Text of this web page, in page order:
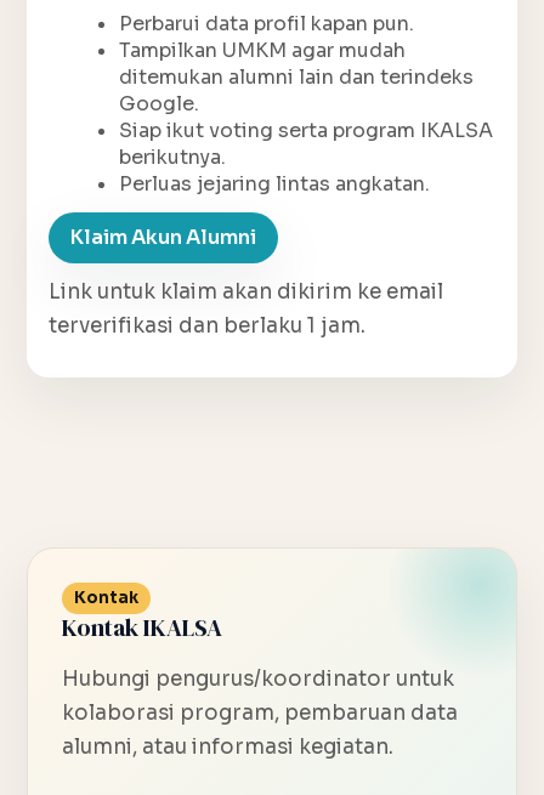
Perbarui data profil kapan pun.
Tampilkan UMKM agar mudah
ditemukan alumni lain dan terindeks
Google.
Siap ikut voting serta program IKALSA
berikutnya.
Perluas jejaring lintas angkatan.
Klaim Akun Alumni
Link untuk klaim akan dikirim ke email
terverifikasi dan berlaku 1 jam.
Kontak
Kontak IKALSA
Hubungi pengurus/koordinator untuk
kolaborasi program, pembaruan data
alumni, atau informasi kegiatan.